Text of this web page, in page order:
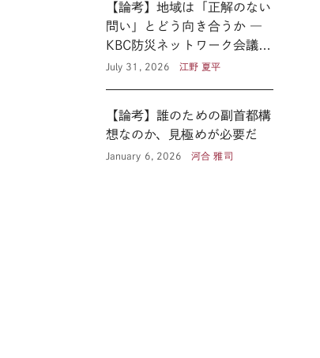
【論考】地域は「正解のない
問い」とどう向き合うか ―
KBC防災ネットワーク会議に
見る新たな公共性 ―
July 31, 2026 江野 夏平
【論考】誰のための副首都構
想なのか、見極めが必要だ
January 6, 2026 河合 雅司